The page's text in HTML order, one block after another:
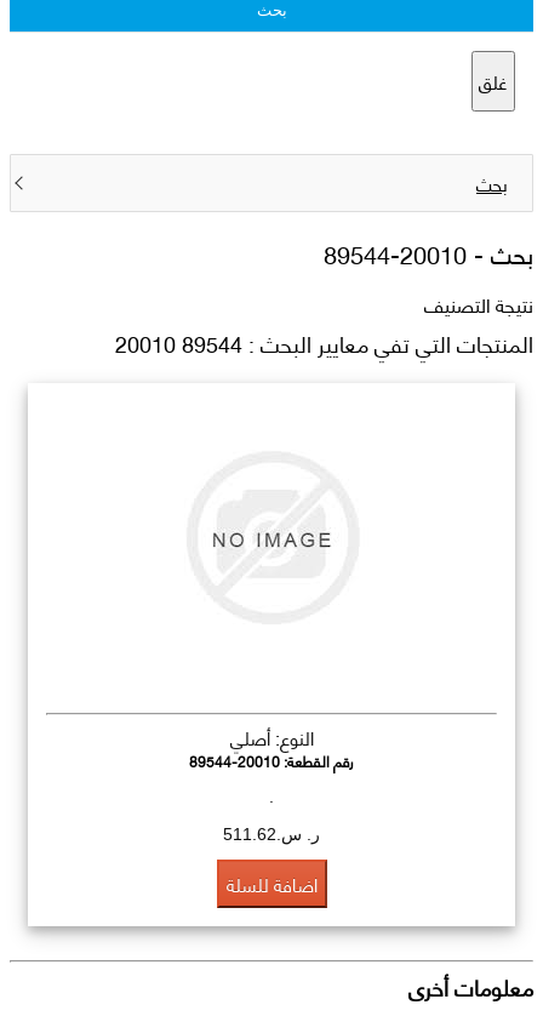
بحث
غلق
بحث
بحث -89544-20010
نتيجة التصنيف
المنتجات التي تفي معايير البحث : 89544 20010
النوع: أصلي
رقم القطعة:89544-20010
ر. س.511.62
اضافة للسلة
معلومات أخرى